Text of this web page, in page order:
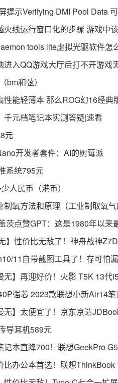
提示Verifying DMI Pool Data
火线运行窗口化的步骤 游戏中
tools lite虚拟光驱软件
进入QQ游戏大厅后打不开游戏
bm和弦）
能轻薄本 那么ROG幻16经典
千元档笔记本实测答疑|速看
元
开发者套件：AI的树莓派
系统795元
人民币（港币）
氧方法和原理（工业制取氧气
茨点赞GPT：这是1980年以来
】性价比无敌了！神舟战神
11自带截图工具了！存可怕
无】再迎好价！火影 T5K 13代
强芯 2023款联想小新Air14
无】太便宜了！京东京造
导耳机589元
记本直降700！联想GeekPro
比办公本首选！联想